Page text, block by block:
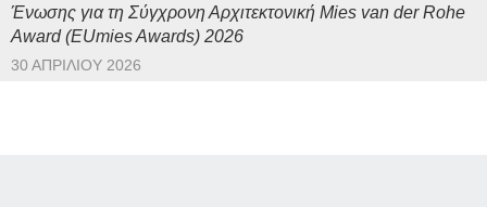
Ένωσης για τη Σύγχρονη Αρχιτεκτονική Mies van der Rohe
Award (EUmies Awards) 2026
30 ΑΠΡΙΛΊΟΥ 2026